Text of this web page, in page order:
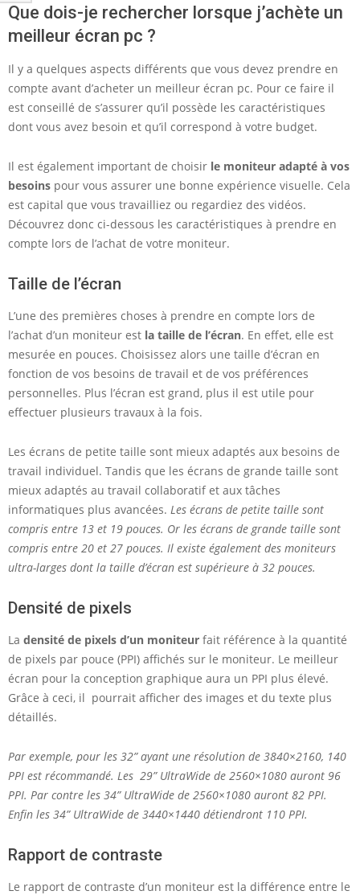
d
e
v
r
i
z
-
v
o
u
a
c
h
e
e
r
?
Que dois-je rechercher lorsque j’achète un
meilleur écran pc ?
Il y a quelques aspects différents que vous devez prendre en
compte avant d’acheter un meilleur écran pc. Pour ce faire il
est conseillé de s’assurer qu’il possède les caractéristiques
dont vous avez besoin et qu’il correspond à votre budget.
Il est également important de choisir le moniteur adapté à vos
besoins pour vous assurer une bonne expérience visuelle. Cela
est capital que vous travailliez ou regardiez des vidéos.
Découvrez donc ci-dessous les caractéristiques à prendre en
compte lors de l’achat de votre moniteur.
Taille de l’écran
L’une des premières choses à prendre en compte lors de
l’achat d’un moniteur est la taille de l’écran. En effet, elle est
mesurée en pouces. Choisissez alors une taille d’écran en
fonction de vos besoins de travail et de vos préférences
personnelles. Plus l’écran est grand, plus il est utile pour
effectuer plusieurs travaux à la fois.
Les écrans de petite taille sont mieux adaptés aux besoins de
travail individuel. Tandis que les écrans de grande taille sont
mieux adaptés au travail collaboratif et aux tâches
informatiques plus avancées. Les écrans de petite taille sont
compris entre 13 et 19 pouces. Or les écrans de grande taille sont
compris entre 20 et 27 pouces. Il existe également des moniteurs
ultra-larges dont la taille d’écran est supérieure à 32 pouces.
Densité de pixels
La densité de pixels d’un moniteur fait référence à la quantité
de pixels par pouce (PPI) affichés sur le moniteur. Le meilleur
écran pour la conception graphique aura un PPI plus élevé.
Grâce à ceci, il pourrait afficher des images et du texte plus
détaillés.
Par exemple, pour les 32” ayant une résolution de 3840×2160, 140
PPI est récommandé. Les 29” UltraWide de 2560×1080 auront 96
PPI. Par contre les 34” UltraWide de 2560×1080 auront 82 PPI.
Enfin les 34” UltraWide de 3440×1440 détiendront 110 PPI.
Rapport de contraste
Le rapport de contraste d’un moniteur est la différence entre le